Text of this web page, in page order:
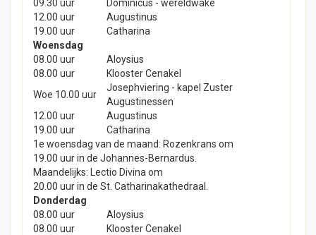
09.30 uur
Dominicus - wereldwake
12.00 uur
Augustinus
19.00 uur
Catharina
Woensdag
08.00 uur
Aloysius
08.00 uur
Klooster Cenakel
Woe 10.00 uur
Josephviering - kapel Zuster
Augustinessen
12.00 uur
Augustinus
19.00 uur
Catharina
1e woensdag van de maand: Rozenkrans om
19.00 uur in de Johannes-Bernardus.
Maandelijks: Lectio Divina om
20.00 uur in de St. Catharinakathedraal.
Donderdag
08.00 uur
Aloysius
08.00 uur
Klooster Cenakel